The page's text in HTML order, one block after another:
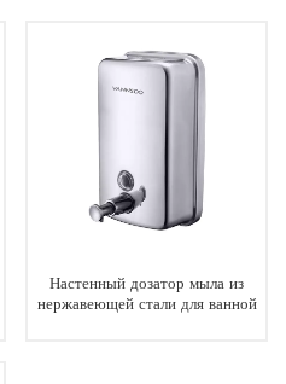
Настенный дозатор мыла из
нержавеющей стали для ванной